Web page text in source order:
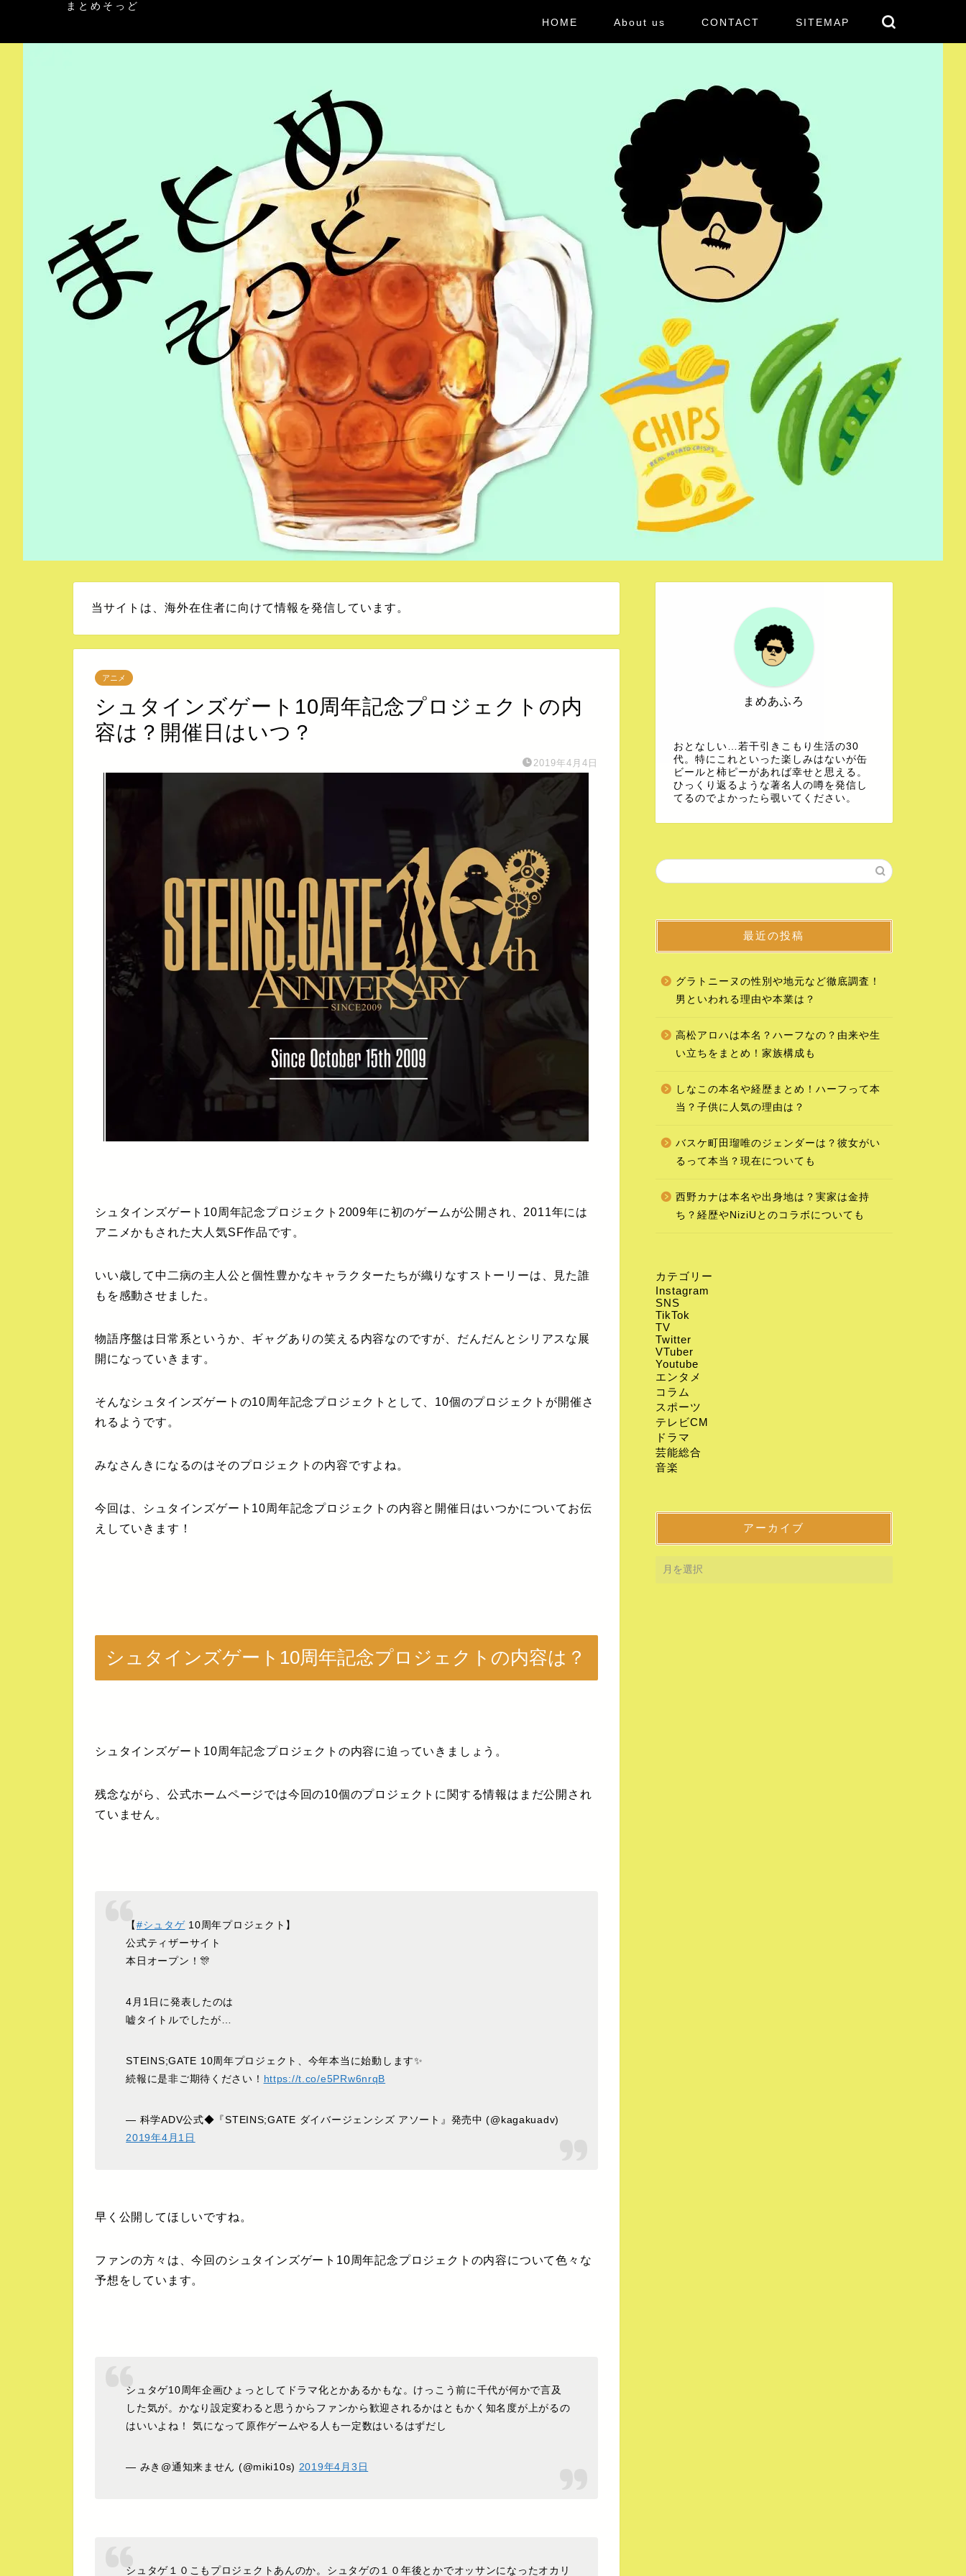
まとめそっど
HOME About us CONTACT SITEMAP
当サイトは、海外在住者に向けて情報を発信しています。
アニメ
シュタインズゲート10周年記念プロジェクトの内
容は？開催日はいつ？
2019年4月4日
シュタインズゲート10周年記念プロジェクト2009年に初のゲームが公開され、2011年には
アニメかもされた大人気SF作品です。
いい歳して中二病の主人公と個性豊かなキャラクターたちが織りなすストーリーは、見た誰
もを感動させました。
物語序盤は日常系というか、ギャグありの笑える内容なのですが、だんだんとシリアスな展
開になっていきます。
そんなシュタインズゲートの10周年記念プロジェクトとして、10個のプロジェクトが開催さ
れるようです。
みなさんきになるのはそのプロジェクトの内容ですよね。
今回は、シュタインズゲート10周年記念プロジェクトの内容と開催日はいつかについてお伝
えしていきます！
シュタインズゲート10周年記念プロジェクトの内容は？
シュタインズゲート10周年記念プロジェクトの内容に迫っていきましょう。
残念ながら、公式ホームページでは今回の10個のプロジェクトに関する情報はまだ公開され
ていません。
【#シュタゲ10周年プロジェクト】
公式ティザーサイト
本日オープン！🎊
4月1日に発表したのは
嘘タイトルでしたが…
STEINS;GATE 10周年プロジェクト、今年本当に始動します✨
続報に是非ご期待ください！ https://t.co/e5PRw6nrqB
— 科学ADV公式◆『STEINS;GATE ダイバージェンシズ アソート』発売中 (@kagakuadv)
2019年4月1日
早く公開してほしいですね。
ファンの方々は、今回のシュタインズゲート10周年記念プロジェクトの内容について色々な
予想をしています。
シュタゲ10周年企画ひょっとしてドラマ化とかあるかもな。けっこう前に千代が何かで言及
した気が。かなり設定変わると思うからファンから歓迎されるかはともかく知名度が上がるの
はいいよね！ 気になって原作ゲームやる人も一定数はいるはずだし
— みき@通知来ません (@miki10s) 2019年4月3日
シュタゲ１０こもプロジェクトあんのか。シュタゲの１０年後とかでオッサンになったオカリ
まめあふろ
おとなしい…若干引きこもり生活の30
代。特にこれといった楽しみはないが缶
ビールと柿ピーがあれば幸せと思える。
ひっくり返るような著名人の噂を発信し
てるのでよかったら覗いてください。
最近の投稿
グラトニーヌの性別や地元など徹底調査！
男といわれる理由や本業は？
高松アロハは本名？ハーフなの？由来や生
い立ちをまとめ！家族構成も
しなこの本名や経歴まとめ！ハーフって本
当？子供に人気の理由は？
バスケ町田瑠唯のジェンダーは？彼女がい
るって本当？現在についても
西野カナは本名や出身地は？実家は金持
ち？経歴やNiziUとのコラボについても
カテゴリー
Instagram
SNS
TikTok
TV
Twitter
VTuber
Youtube
エンタメ
コラム
スポーツ
テレビCM
ドラマ
芸能総合
音楽
アーカイブ